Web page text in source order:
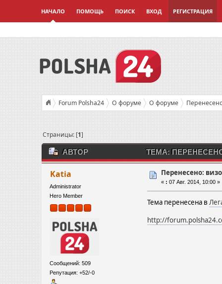
НАЧАЛО ПОМОЩЬ ПОИСК ВХОД РЕГИСТРАЦИЯ
Forum Polsha24 О форуме О форуме
Страницы: [1]
АВТОР ТЕМА:
Katia
Administrator
Hero Member
Сообщений: 509
Репутация: +52/-0
Перенесено:
« : 07 Авг. 2014, 10:00 »
Тема перенесена в
http://